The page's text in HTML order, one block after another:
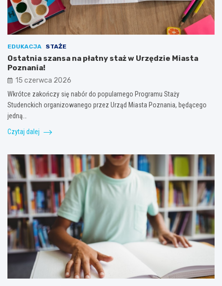
EDUKACJA STAŻE
Ostatnia szansa na płatny staż w Urzędzie Miasta
Poznania!
15 czerwca 2026
Wkrótce zakończy się nabór do popularnego Programu Staży
Studenckich organizowanego przez Urząd Miasta Poznania, będącego
jedną…
Czytaj dalej